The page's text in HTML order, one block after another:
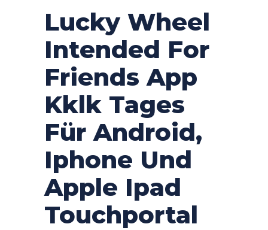
Lucky Wheel
Intended For
Friends App
Kklk Tages
Für Android,
Iphone Und
Apple Ipad
Touchportal